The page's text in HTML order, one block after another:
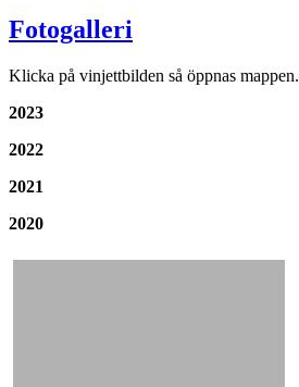
Fotogalleri
Klicka på vinjettbilden så öppnas mappen.
2023
2022
2021
2020